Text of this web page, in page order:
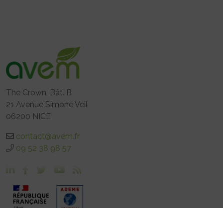
The Crown, Bât. B
21 Avenue Simone Veil
06200 NICE
contact@avem.fr
09 52 38 98 57